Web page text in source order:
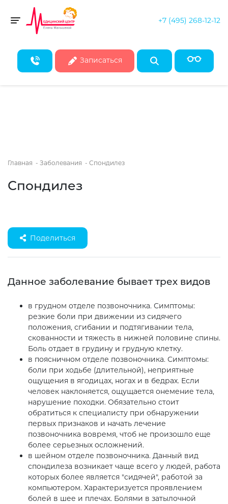
Toggle navigation +7 (495) 268-12-12
Записаться
Скидка 50% на все консультации врачей!*
августа
Главная - Заболевания - Спондилез
Спондилез
Поделиться
Данное заболевание бывает трех видов
в грудном отделе позвоночника. Симптомы:
резкие боли при движении из сидячего
положения, сгибании и подтягивании тела,
скованности и тяжесть в нижней половине спины.
Боль отдает в грудину и грудную клетку.
в поясничном отделе позвоночника. Симптомы:
боли при ходьбе (длительной), неприятные
ощущения в ягодицах, ногах и в бедрах. Если
человек наклоняется, ощущается онемение тела,
нарушение походки. Обязательно стоит
обратиться к специалисту при обнаружении
первых признаков и начать лечение
позвоночника вовремя, чтоб не произошло еще
более серьезных осложнений.
в шейном отделе позвоночника. Данный вид
спондилеза возникает чаще всего у людей, работа
которых более является "сидячей", работой за
компьютером. Характеризуется проявлением
болей в шее и плечах. Болями в затылочной